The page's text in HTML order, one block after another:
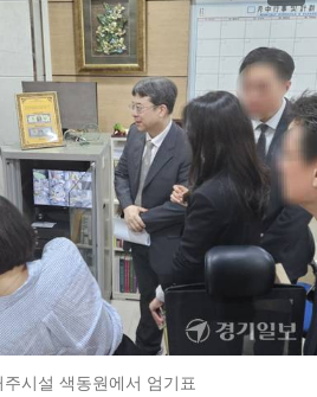
시설 색동원에서 엄기표